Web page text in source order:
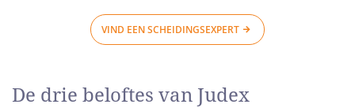
VIND EEN SCHEIDINGSEXPERT
De drie beloftes van Judex